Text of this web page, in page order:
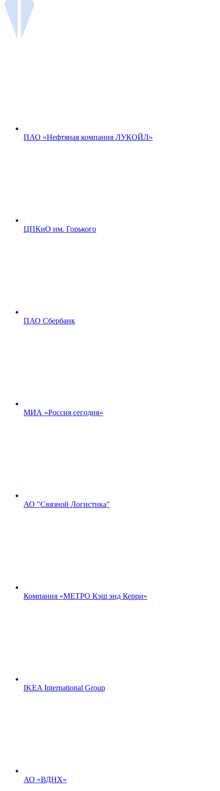
ПАО «Нефтяная компания ЛУКОЙЛ»
ЦПКиО им. Горького
ПАО Сбербанк
МИА «Россия сегодня»
АО "Связной Логистика"
Компания «МЕТРО Кэш энд Керри»
IKEA International Group
АО «ВДНХ»